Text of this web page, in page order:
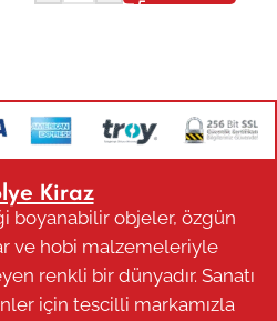
Kiraz
boyanabilir objeler, özgün
ve hobi malzemeleriyle
renkli bir dünyadır. Sanatı
için tescilli markamızla